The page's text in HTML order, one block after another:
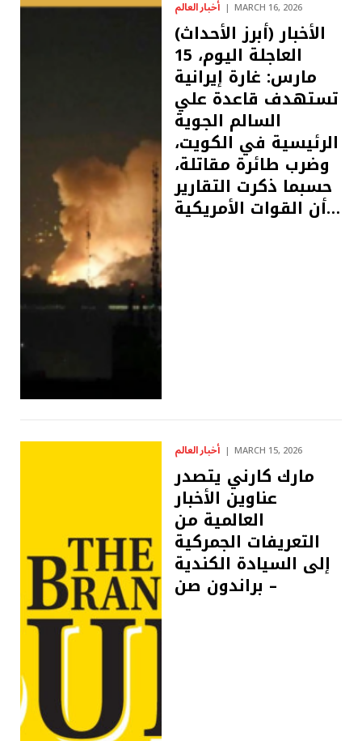
أخبار العالم MARCH 16, 2026
(أبرز الأحداث) الأخبار
العاجلة اليوم، 15
مارس: غارة إيرانية
تستهدف قاعدة علي
السالم الجوية
الرئيسية في الكويت،
وضرب طائرة مقاتلة،
حسبما ذكرت التقارير
أن القوات الأمريكية…
أخبار العالم MARCH 15, 2026
مارك كارني يتصدر
عناوين الأخبار
العالمية من
التعريفات الجمركية
إلى السيادة الكندية
– براندون صن